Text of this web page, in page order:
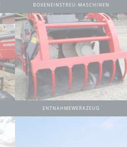
BOXENEINSTREU-MASCHINEN
ENTNAHMEWERKZEUG